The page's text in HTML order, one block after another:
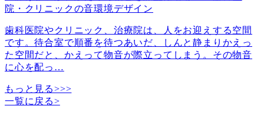
院・クリニックの音環境デザイン
歯科医院やクリニック、治療院は、人をお迎えする空間
です。待合室で順番を待つあいだ、しんと静まりかえっ
た空間だと、かえって物音が際立ってしまう。その物音
に心を配っ …
もっと見る>>>
一覧に戻る>